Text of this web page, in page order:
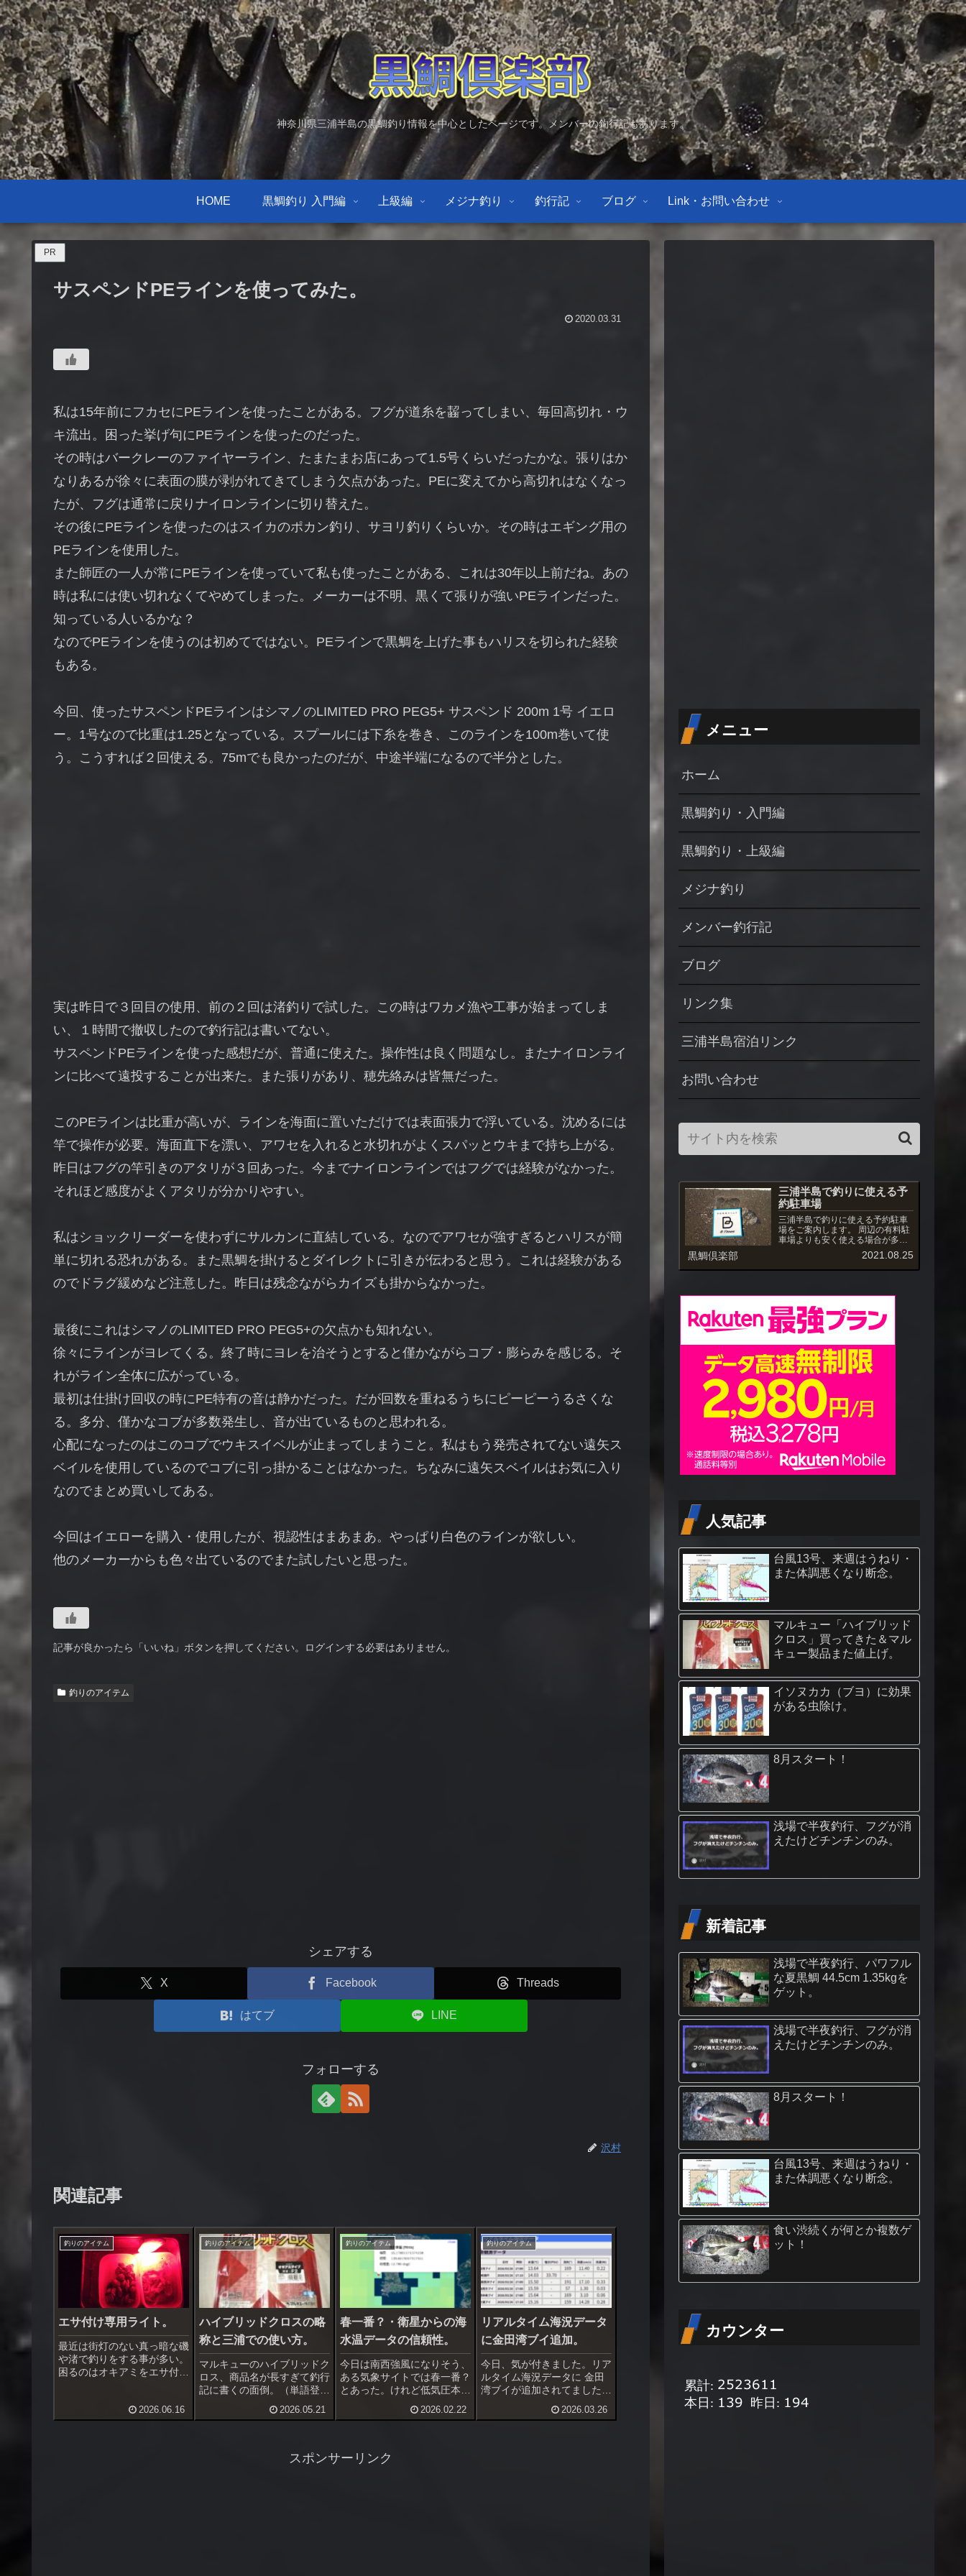
神奈川県三浦半島の黒鯛釣り情報を中心としたページです。メンバーの釣行記もあります。
HOME 黒鯛釣り 入門編 上級編 メジナ釣り 釣行記 ブログ Link・お問い合わせ
PR
サスペンドPEラインを使ってみた。
2020.03.31
私は15年前にフカセにPEラインを使ったことがある。フグが道糸を齧ってしまい、毎回高切れ・ウ
キ流出。困った挙げ句にPEラインを使ったのだった。
その時はバークレーのファイヤーライン、たまたまお店にあって1.5号くらいだったかな。張りはか
なりあるが徐々に表面の膜が剥がれてきてしまう欠点があった。PEに変えてから高切れはなくなっ
たが、フグは通常に戻りナイロンラインに切り替えた。
その後にPEラインを使ったのはスイカのポカン釣り、サヨリ釣りくらいか。その時はエギング用の
PEラインを使用した。
また師匠の一人が常にPEラインを使っていて私も使ったことがある、これは30年以上前だね。あの
時は私には使い切れなくてやめてしまった。メーカーは不明、黒くて張りが強いPEラインだった。
知っている人いるかな？
なのでPEラインを使うのは初めてではない。PEラインで黒鯛を上げた事もハリスを切られた経験
もある。
今回、使ったサスペンドPEラインはシマノのLIMITED PRO PEG5+ サスペンド 200m 1号 イエロ
ー。1号なので比重は1.25となっている。スプールには下糸を巻き、このラインを100m巻いて使
う。こうすれば２回使える。75mでも良かったのだが、中途半端になるので半分とした。
実は昨日で３回目の使用、前の２回は渚釣りで試した。この時はワカメ漁や工事が始まってしま
い、１時間で撤収したので釣行記は書いてない。
サスペンドPEラインを使った感想だが、普通に使えた。操作性は良く問題なし。またナイロンライ
ンに比べて遠投することが出来た。また張りがあり、穂先絡みは皆無だった。
このPEラインは比重が高いが、ラインを海面に置いただけでは表面張力で浮いている。沈めるには
竿で操作が必要。海面直下を漂い、アワセを入れると水切れがよくスパッとウキまで持ち上がる。
昨日はフグの竿引きのアタリが３回あった。今までナイロンラインではフグでは経験がなかった。
それほど感度がよくアタリが分かりやすい。
私はショックリーダーを使わずにサルカンに直結している。なのでアワセが強すぎるとハリスが簡
単に切れる恐れがある。また黒鯛を掛けるとダイレクトに引きが伝わると思う。これは経験がある
のでドラグ緩めなど注意した。昨日は残念ながらカイズも掛からなかった。
最後にこれはシマノのLIMITED PRO PEG5+の欠点かも知れない。
徐々にラインがヨレてくる。終了時にヨレを治そうとすると僅かながらコブ・膨らみを感じる。そ
れがライン全体に広がっている。
最初は仕掛け回収の時にPE特有の音は静かだった。だが回数を重ねるうちにピーピーうるさくな
る。多分、僅かなコブが多数発生し、音が出ているものと思われる。
心配になったのはこのコブでウキスイベルが止まってしまうこと。私はもう発売されてない遠矢ス
ベイルを使用しているのでコブに引っ掛かることはなかった。ちなみに遠矢スベイルはお気に入り
なのでまとめ買いしてある。
今回はイエローを購入・使用したが、視認性はまあまあ。やっぱり白色のラインが欲しい。
他のメーカーからも色々出ているのでまた試したいと思った。
記事が良かったら「いいね」ボタンを押してください。ログインする必要はありません。
釣りのアイテム
シェアする
X Facebook Threads
はてブ LINE
フォローする
沢村
関連記事
釣りのアイテム
エサ付け専用ライト。
最近は街灯のない真っ暗な磯
や渚で釣りをする事が多い。
困るのはオキアミをエサ付け
リップライトやキャップライ
トを使っているが、スイッチ
2026.06.16
釣りのアイテム
ハイブリッドクロスの略
称と三浦での使い方。
マルキューのハイブリッドク
ロス、商品名が長すぎて釣行
記に書くの面倒。（単語登録
はしたけどね。）何か良い略
称はないだろうか、と考えて
リッドクロスを英語で書くと
「Hybrid Cross」。じ...
2026.05.21
釣りのアイテム
春一番？・衛星からの海
水温データの信頼性。
今日は南西強風になりそう、
ある気象サイトでは春一番？
とあった。けれど低気圧本体
は大陸、日本海に低気圧が入
れば春一番は確実。東京都心
も三浦は南西強風確実、場合
によっては20m/s超えの暴
2026.02.22
釣りのアイテム
リアルタイム海況データ
に金田湾ブイ追加。
今日、気が付きました。リア
ルタイム海況データに 金田
湾ブイが追加されてました。
金田湾ブイの日付をクリック
すると海水温データ・各種グ
2026.03.26
スポンサーリンク
メニュー
ホーム
黒鯛釣り・入門編
黒鯛釣り・上級編
メジナ釣り
メンバー釣行記
ブログ
リンク集
三浦半島宿泊リンク
お問い合わせ
三浦半島で釣りに使える予
約駐車場
三浦半島で釣りに使える予約駐車
場をご案内します。 周辺の有料駐
車場よりも安く使える場合が多
く、また駐車場への出入りも自由
黒鯛倶楽部 2021.08.25
人気記事
台風13号、来週はうねり・
また体調悪くなり断念。
マルキュー「ハイブリッド
クロス」買ってきた＆マル
キュー製品また値上げ。
イソヌカカ（ブヨ）に効果
がある虫除け。
8月スタート！
浅場で半夜釣行、フグが消
えたけどチンチンのみ。
新着記事
浅場で半夜釣行、パワフル
な夏黒鯛 44.5cm 1.35kgを
ゲット。
浅場で半夜釣行、フグが消
えたけどチンチンのみ。
8月スタート！
台風13号、来週はうねり・
また体調悪くなり断念。
食い渋続くが何とか複数ゲ
ット！
カウンター